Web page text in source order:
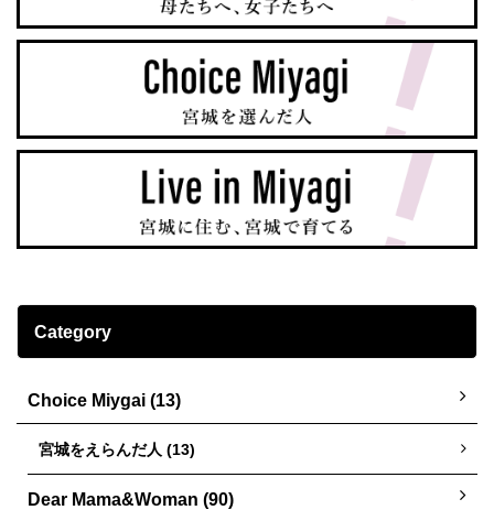
Category
Choice Miygai (13)
宮城をえらんだ人 (13)
Dear Mama&Woman (90)